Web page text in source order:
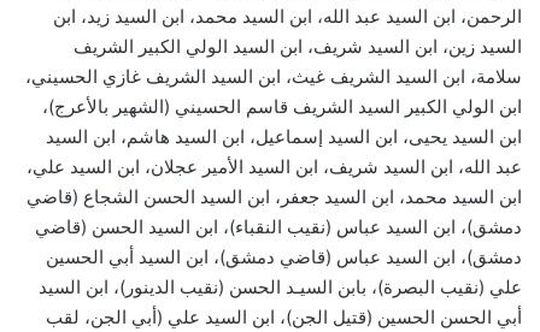
الرحمن، ابن السيد عبد الله، ابن السيد محمد، ابن السيد زيد، ابن
السيد زين، ابن السيد شريف، ابن السيد الولي الكبير الشريف
سلامة، ابن السيد الشريف غيث، ابن السيد الشريف غازي الحسيني،
ابن الولي الكبير السيد الشريف قاسم الحسيني (الشهير بالأعرج)،
ابن السيد يحيى، ابن السيد إسماعيل، ابن السيد هاشم، ابن السيد
عبد الله، ابن السيد شريف، ابن السيد الأمير عجلان، ابن السيد علي،
ابن السيد محمد، ابن السيد جعفر، ابن السيد الحسن الشجاع (قاضي
دمشق)، ابن السيد عباس (نقيب النقباء)، ابن السيد الحسن (قاضي
دمشق)، ابن السيد عباس (قاضي دمشق)، ابن السيد أبي الحسين
علي (نقيب البصرة)، بابن السيـد الحسن (نقيب الدينور)، ابن السيد
أبي الحسن الحسين (قتيل الجن)، ابن السيد علي (أبي الجن، لقب